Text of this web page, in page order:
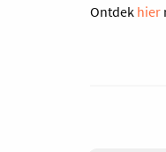
Ontdek hier